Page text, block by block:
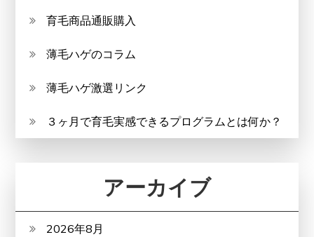
育毛商品通販購入
薄毛ハゲのコラム
薄毛ハゲ激選リンク
３ヶ月で育毛実感できるプログラムとは何か？
アーカイブ
2026年8月